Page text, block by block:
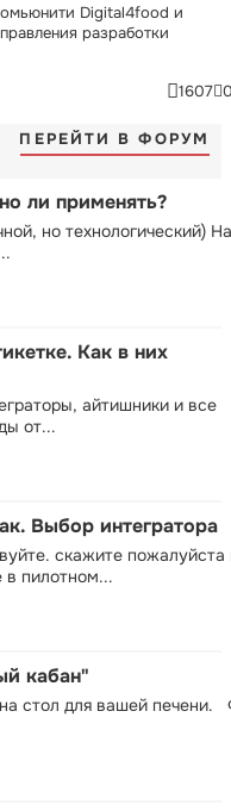
Digital4food и
разработки
1607
ПЕРЕЙТИ В ФОРУМ
ли применять?
но технологический) На
Как в них
айтишники и все
от...
Выбор интегратора
скажите пожалуйста
в пилотном...
кабан"
стол для вашей печени.